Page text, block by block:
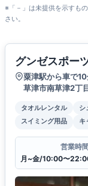
※「－」は未提供を示すも
さい。
グンゼスポー
粟津駅から車で
草津市南草津2丁
タオルレンタル シ
スイミング用品
キ
営業時間